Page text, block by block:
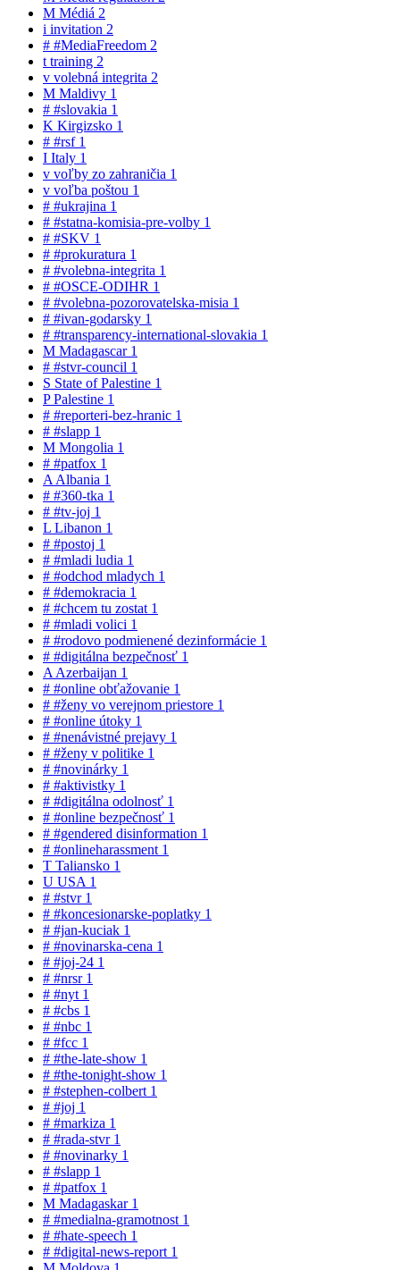
M Médiá 2
i invitation 2
# #MediaFreedom 2
t training 2
v volebná integrita 2
M Maldivy 1
# #slovakia 1
K Kirgizsko 1
# #rsf 1
I Italy 1
v voľby zo zahraničia 1
v voľba poštou 1
# #ukrajina 1
# #statna-komisia-pre-volby 1
# #SKV 1
# #prokuratura 1
# #volebna-integrita 1
# #OSCE-ODIHR 1
# #volebna-pozorovatelska-misia 1
# #ivan-godarsky 1
# #transparency-international-slovakia 1
M Madagascar 1
# #stvr-council 1
S State of Palestine 1
PPalestine 1
# #reporteri-bez-hranic 1
# #slapp 1
M Mongolia 1
# #patfox 1
A Albania 1
# #360-tka 1
# #tv-joj 1
L Libanon 1
# #postoj 1
# #mladi ludia 1
# #odchod mladych 1
# #demokracia 1
# #chcem tu zostat 1
# #mladi volici 1
# #rodovo podmienené dezinformácie 1
# #digitálna bezpečnosť 1
A Azerbaijan 1
# #online obťažovanie 1
# #ženy vo verejnom priestore 1
# #online útoky 1
# #nenávistné prejavy 1
# #ženy v politike 1
# #novinárky 1
# #aktivistky 1
# #digitálna odolnosť 1
# #online bezpečnosť 1
# #gendered disinformation 1
# #onlineharassment 1
T Taliansko 1
U USA 1
# #stvr 1
# #koncesionarske-poplatky 1
# #jan-kuciak 1
# #novinarska-cena 1
# #joj-24 1
# #nrsr 1
# #nyt 1
# #cbs 1
# #nbc 1
# #fcc 1
# #the-late-show 1
# #the-tonight-show 1
# #stephen-colbert 1
# #joj 1
# #markiza 1
# #rada-stvr 1
# #novinarky 1
# #slapp 1
# #patfox 1
M Madagaskar 1
# #medialna-gramotnost 1
# #hate-speech 1
# #digital-news-report 1